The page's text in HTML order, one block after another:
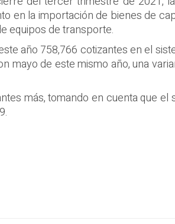
en la importación de bienes de
equipos de transporte.
año 758,766 cotizantes en el
de este mismo año, una
más, tomando en cuenta que